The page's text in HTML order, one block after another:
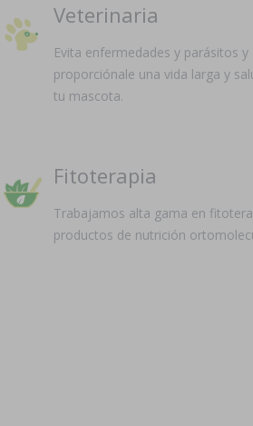
Veterinaria
Evita enfermedades y parásitos y
proporciónale una vida larga y
tu mascota.
Fitoterapia
Trabajamos alta gama en
productos de nutrición